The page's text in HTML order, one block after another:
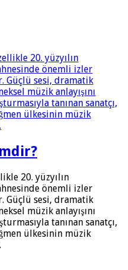
20. yüzyılın
önemli izler
Güçlü sesi, dramatik
müzik anlayışını
tanınan sanatçı,
ülkesinin müzik